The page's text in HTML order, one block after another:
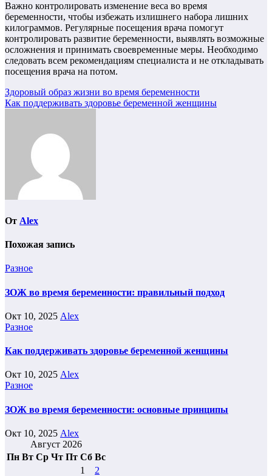
Важно контролировать изменение веса во время
беременности, чтобы избежать излишнего набора лишних
килограммов. Регулярные посещения врача помогут
контролировать развитие беременности, выявлять возможные
осложнения и принимать своевременные меры. Необходимо
следовать всем рекомендациям специалиста и не откладывать
посещения врача на потом.
Навигация
по
Здоровый образ жизни во время беременности
Как поддерживать здоровье беременной женщины
От Alex
Похожая запись
Разное
ЗОЖ во время беременности: правильный подход
Окт 10, 2025 Alex
Разное
Как поддерживать здоровье беременной женщины
Окт 10, 2025 Alex
Разное
ЗОЖ во время беременности: основные принципы
Окт 10, 2025 Alex
Август 2026
Пн Вт Ср Чт Пт Сб Вс
1
2